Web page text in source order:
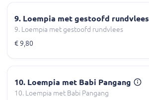
9. Loempia met gestoofd rundvlees
9. Loempia met gestoofd rundvlees
€ 9,80
10. Loempia met Babi Pangang
10. Loempia met Babi Pangang